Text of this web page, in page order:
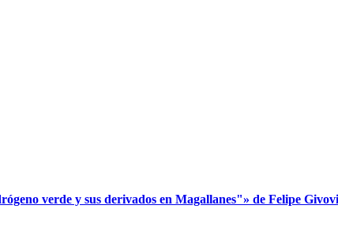
verde y sus derivados en Magallanes"» de Felipe